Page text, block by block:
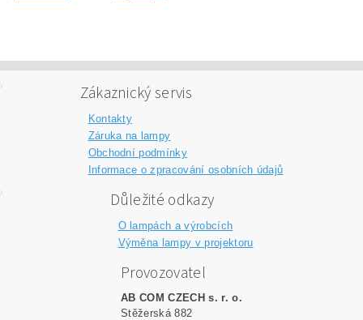
Zákaznický servis
Kontakty
Záruka na lampy
Obchodní podmínky
Informace o zpracování osobních údajů
Důležité odkazy
O lampách a výrobcích
Výměna lampy v projektoru
Provozovatel
AB COM CZECH s. r. o.
Stěžerská 882